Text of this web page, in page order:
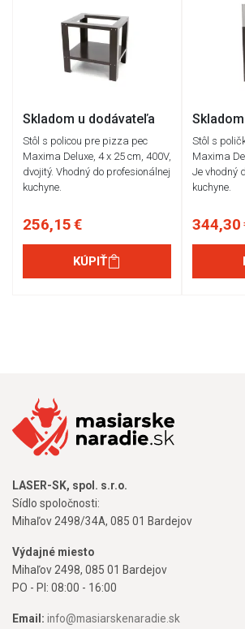
Skladom u dodávateľa
Stôl s policou pre pizza pec
Maxima Deluxe, 4 x 25 cm, 400V,
dvojitý. Vhodný do profesionálnej
kuchyne.
256,15 €
KÚPIŤ
Stôl s
Maxima
Je vhodný
kuchyne.
344,30
LASER-SK, spol. s.r.o.
Sídlo spoločnosti:
Mihaľov 2498/34A, 085 01 Bardejov
Výdajné miesto
Mihaľov 2498, 085 01 Bardejov
PO - PI: 08:00 - 16:00
Email: info@masiarskenaradie.sk